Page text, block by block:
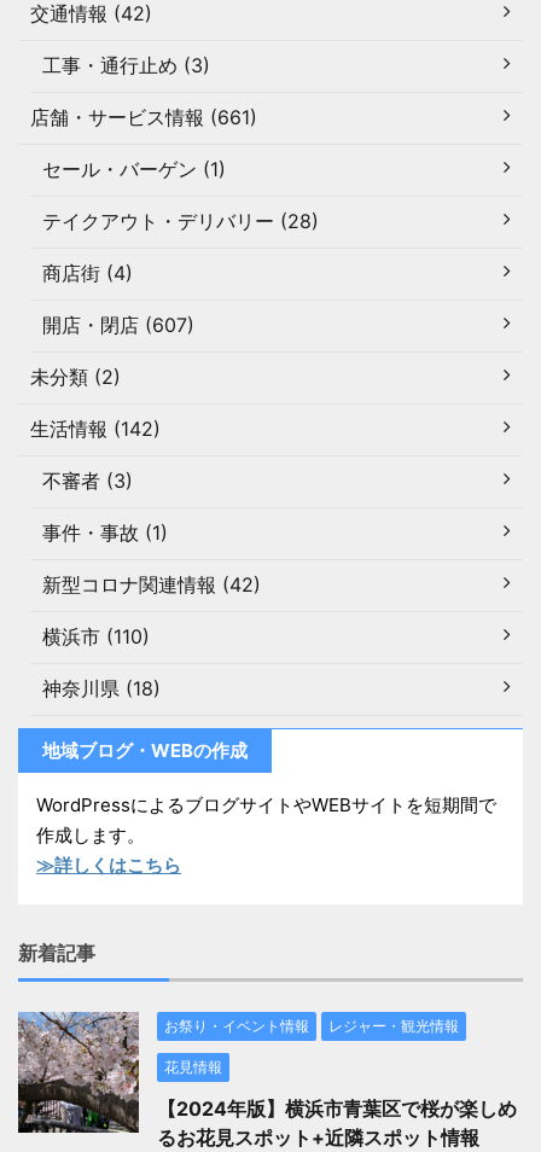
交通情報 (42)
工事・通行止め (3)
店舗・サービス情報 (661)
セール・バーゲン (1)
テイクアウト・デリバリー (28)
商店街 (4)
開店・閉店 (607)
未分類 (2)
生活情報 (142)
不審者 (3)
事件・事故 (1)
新型コロナ関連情報 (42)
横浜市 (110)
神奈川県 (18)
地域ブログ・WEBの作成
WordPressによるブログサイトやWEBサイトを短期間で
作成します。
≫詳しくはこちら
新着記事
お祭り・イベント情報 レジャー・観光情報
花見情報
【2024年版】横浜市青葉区で桜が楽しめ
るお花見スポット+近隣スポット情報